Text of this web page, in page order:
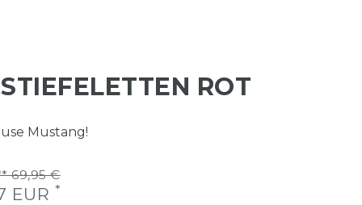
ROT
Mustang!
69,95 €
EUR *